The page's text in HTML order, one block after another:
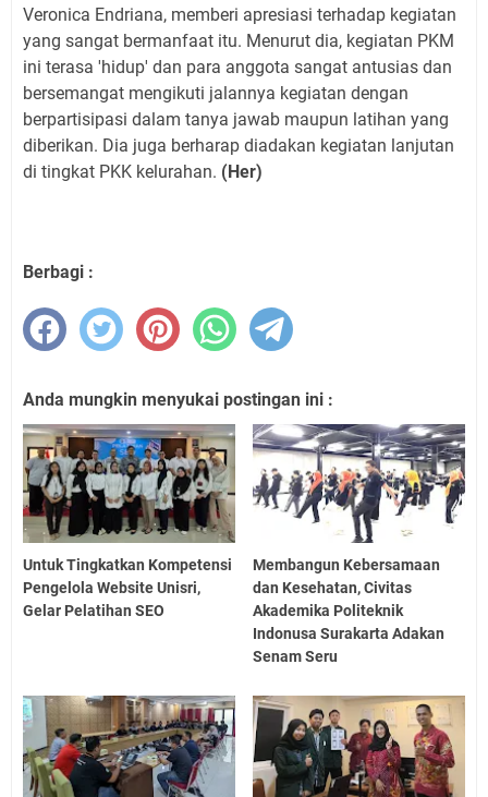
Veronica Endriana, memberi apresiasi terhadap kegiatan
yang sangat bermanfaat itu. Menurut dia, kegiatan PKM
ini terasa 'hidup' dan para anggota sangat antusias dan
bersemangat mengikuti jalannya kegiatan dengan
berpartisipasi dalam tanya jawab maupun latihan yang
diberikan. Dia juga berharap diadakan kegiatan lanjutan
di tingkat PKK kelurahan. (Her)
Berbagi :
Anda mungkin menyukai postingan ini :
Untuk Tingkatkan Kompetensi
Pengelola Website Unisri,
Gelar Pelatihan SEO
Membangun Kebersamaan
dan Kesehatan, Civitas
Akademika Politeknik
Indonusa Surakarta Adakan
Senam Seru